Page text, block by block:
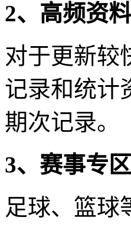
2、高频资
对于更新较
记录和统计
期次记录。
3、赛事专
足球、篮球